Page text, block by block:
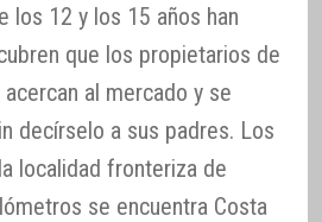
los 12 y los 15 años han
que los propietarios de
al mercado y se
decírselo a sus padres. Los
localidad fronteriza de
se encuentra Costa